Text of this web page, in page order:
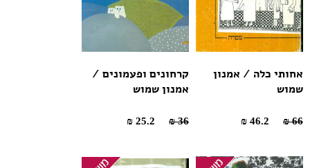
אחותי כלה / אמנון
שמוש
66 ₪
קרחונים ופעמונים /
אמנון שמוש
36 ₪